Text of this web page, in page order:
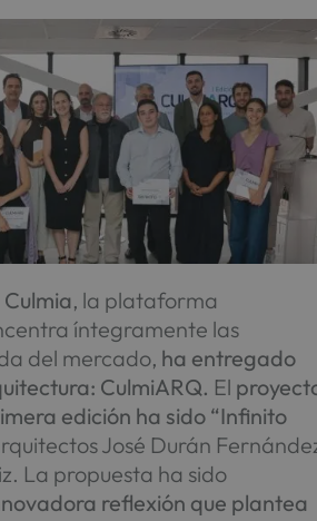
Culmia, la plataforma
íntegramente las
del mercado, ha entregado
CulmiARQ. El
edición ha sido “Infinito
José Durán
La propuesta ha sido
reflexión que plantea